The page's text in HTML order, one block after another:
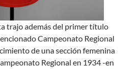
trajo además del primer título
Campeonato Regional
de una sección femenina
Regional en 1934 -en